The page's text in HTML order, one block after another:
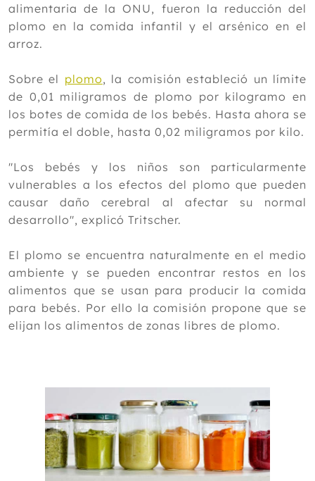
alimentaria de la ONU, fueron la reducción del
plomo en la comida infantil y el arsénico en el
arroz.
Sobre el plomo, la comisión estableció un límite
de 0,01 miligramos de plomo por kilogramo en
los botes de comida de los bebés. Hasta ahora se
permitía el doble, hasta 0,02 miligramos por kilo.
"Los bebés y los niños son particularmente
vulnerables a los efectos del plomo que pueden
causar daño cerebral al afectar su normal
desarrollo", explicó Tritscher.
El plomo se encuentra naturalmente en el medio
ambiente y se pueden encontrar restos en los
alimentos que se usan para producir la comida
para bebés. Por ello la comisión propone que se
elijan los alimentos de zonas libres de plomo.